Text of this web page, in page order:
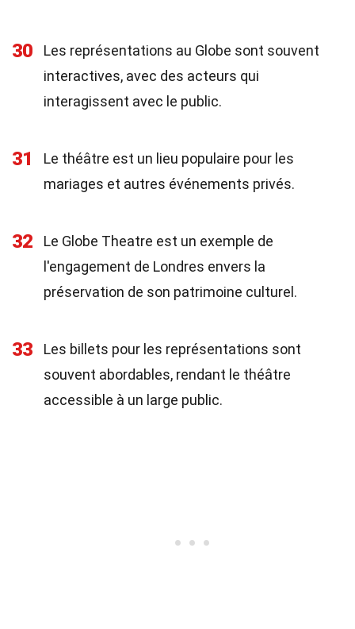
30
Les représentations au Globe sont souvent
interactives, avec des acteurs qui
interagissent avec le public.
31
Le théâtre est un lieu populaire pour les
mariages et autres événements privés.
32
Le Globe Theatre est un exemple de
l'engagement de Londres envers la
préservation de son patrimoine culturel.
33
Les billets pour les représentations sont
souvent abordables, rendant le théâtre
accessible à un large public.